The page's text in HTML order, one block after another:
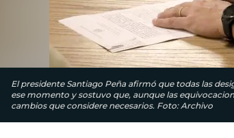
El presidente Santiago Peña afirmó que todas las
ese momento y sostuvo que, aunque las
cambios que considere necesarios. Foto: Archivo